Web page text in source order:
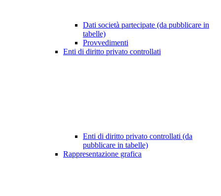
Dati società partecipate (da pubblicare in
tabelle)
Provvedimenti
Enti di diritto privato controllati
Enti di diritto privato controllati (da
pubblicare in tabelle)
Rappresentazione grafica